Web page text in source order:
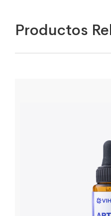
Productos